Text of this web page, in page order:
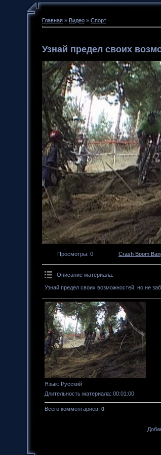
Главная » Видео » Спорт
Узнай предел своих
Просмотры: 0 Crash Boom
Описание материала:
Узнай предел своих возможностей, но не
Язык: Русский
Длительность материала: 00:01:00
Всего комментариев: 0